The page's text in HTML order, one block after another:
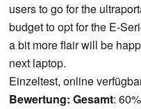
users to go for the
budget to opt for the E-
a bit more flair will be
next laptop.
Einzeltest, online
Bewertung: Gesamt: 60%